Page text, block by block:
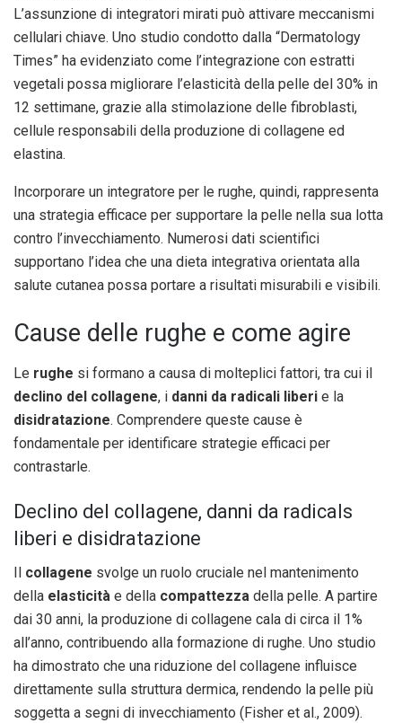
L’assunzione di integratori mirati può attivare meccanismi
cellulari chiave. Uno studio condotto dalla “Dermatology
Times” ha evidenziato come l’integrazione con estratti
vegetali possa migliorare l’elasticità della pelle del 30% in
12 settimane, grazie alla stimolazione delle fibroblasti,
cellule responsabili della produzione di collagene ed
elastina.
Incorporare un integratore per le rughe, quindi, rappresenta
una strategia efficace per supportare la pelle nella sua lotta
contro l’invecchiamento. Numerosi dati scientifici
supportano l’idea che una dieta integrativa orientata alla
salute cutanea possa portare a risultati misurabili e visibili.
Cause delle rughe e come agire
Le rughe si formano a causa di molteplici fattori, tra cui il
declino del collagene, i danni da radicali liberi e la
disidratazione. Comprendere queste cause è
fondamentale per identificare strategie efficaci per
contrastarle.
Declino del collagene, danni da radicals
liberi e disidratazione
collagene svolge un ruolo cruciale nel mantenimento
della elasticità e della compattezza della pelle. A partire
dai 30 anni, la produzione di collagene cala di circa il 1%
all’anno, contribuendo alla formazione di rughe. Uno studio
ha dimostrato che una riduzione del collagene influisce
direttamente sulla struttura dermica, rendendo la pelle più
soggetta a segni di invecchiamento (Fisher et al., 2009).